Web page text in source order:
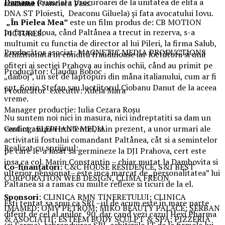
DNA ST Ploiesti, Deaconu Giluela) și fata avocatului Iovu.
In faza a doua, cånd Paltånea a trecut in rezerva, s-a
multumit cu functia de director al lui Pileri, la firma Salub,
achizitionata in conditii frauduloase iar loctiitorii si unii
ofiteri ai sectiei Prahova au inchis ochii, cånd au primit pe
„daiboj”, un set de laptopuri din måna italianului, cum ar fi
cpt. Sorin Stefan sau loctiitorul Ciobanu Danut de la aceea
vreme.
Nu suntem noi nici in masura, nici indreptatiti sa dam un
verdict asupra existentei, si in prezent, a unor urmari ale
activitatii fostului comandant Paltånea, cåt si a semintelor
pe care le-a lasat sa germineze la DJI Prahova, cert este
insa ca col. Marin Constantin – chiar mutat la Dambovita si
ulterior pensionat– este inca marcat de „personalitatea” lui
Paltanea si a ramas cu multe reflexe si ticuri de la el.
Esti tentat sa spui ca SRI –ul de acum este in mare parte
diferit de cel al anilor ´90, dar cand vezi cazul Hexi Pharma
costume Francisca Vass.
„În Pielea Mea” este un film produs de: CB MOTION
PICTURES.
Producător asociat: MAGNETIC MEDIA PRODUCTIONS
Producător: Claudiu Boboc
Producător executiv: Adela Mara
Manager producție: Iulia Cezara Roșu
Casting: ELEPHANT MEDIA
Realizat cu sprijinul:
Co-finanțatori:C&C HOUSE RESIDENCE, S&I BEST
CORPORATION WEB DESIGN, CLIMA FREON
Sponsori: CLINICA RMN TINERETULUI; CLINICA
IMAMED; OMV PETROM; MIKO BEAUTY PALACE; ȘERBAN
& ASOCIAȚII; ESTEEM BODY SCULPT & SPA; PIZZERIA